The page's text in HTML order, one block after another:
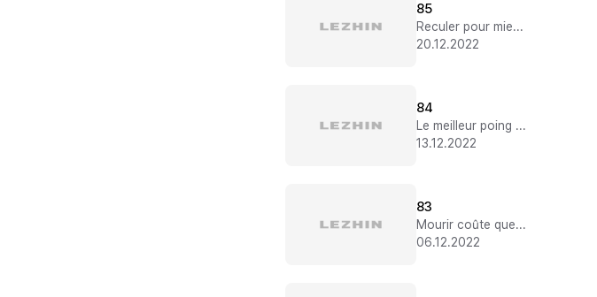
85
Reculer pour mieux avancer
20.12.2022
84
Le meilleur poing du monde
13.12.2022
83
Mourir coûte que coûte
06.12.2022